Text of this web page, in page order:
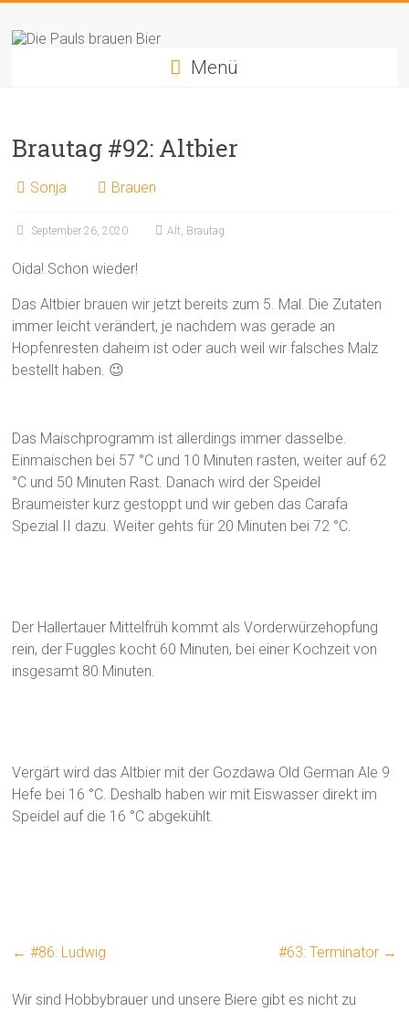
Inhalt
springen
Die
Bier
Menü
Brautag #92: Altbier
Sonja Brauen
September 26, 2020 Alt, Brautag
Oida! Schon wieder!
Das Altbier brauen wir jetzt bereits zum 5. Mal. Die Zutaten
immer leicht verändert, je nachdem was gerade an
Hopfenresten daheim ist oder auch weil wir falsches Malz
bestellt haben. 😉
Das Maischprogramm ist allerdings immer dasselbe.
Einmaischen bei 57 °C und 10 Minuten rasten, weiter auf 62
°C und 50 Minuten Rast. Danach wird der Speidel
Braumeister kurz gestoppt und wir geben das Carafa
Spezial II dazu. Weiter gehts für 20 Minuten bei 72 °C.
Der Hallertauer Mittelfrüh kommt als Vorderwürzehopfung
rein, der Fuggles kocht 60 Minuten, bei einer Kochzeit von
insgesamt 80 Minuten.
Vergärt wird das Altbier mit der Gozdawa Old German Ale 9
Hefe bei 16 °C. Deshalb haben wir mit Eiswasser direkt im
Speidel auf die 16 °C abgekühlt.
← #86: Ludwig #63: Terminator →
Wir sind Hobbybrauer und unsere Biere gibt es nicht zu